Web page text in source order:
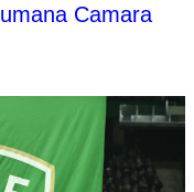
Camara